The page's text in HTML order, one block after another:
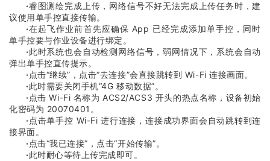
·睿图测绘完成上传，网络信号不好无法完成上传任务时，建
议使用单手控直接传输。
·在起飞作业前首先应确保 App 已经完成添加单手控，同时
单手控要与作业设备进行绑定。
·此时系统也会自动检测网络信号，弱网情况下，系统会自动
弹出单手控直传提示。
·点击“继续”，点击“去连接”会直接跳转到 Wi-Fi 连接画面。
·此时需要关闭手机“4G 移动数据”。
·点击 Wi-Fi 名称为 ACS2/ACS3 开头的热点名称，设备初始
化密码为 20070401。
·点击单手控 Wi-Fi 进行连接，连接成功界面会自动跳转到连
接界面。
·点击“我已连接”，点击“开始传输”。
·此时耐心等待上传完成即可。